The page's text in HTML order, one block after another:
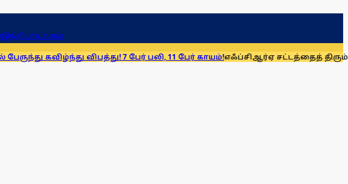
இந்தியாஉலகம்
விபத்து! 7 பேர் பலி, 11 பேர் காயம்!எஃப்சிஆர்ஏ சட்டத்தைத் திரும்பப் பெறுக: